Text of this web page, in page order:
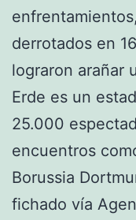
derrotados en
lograron arañar
Erde es un
25.000
encuentros
Borussia
fichado vía